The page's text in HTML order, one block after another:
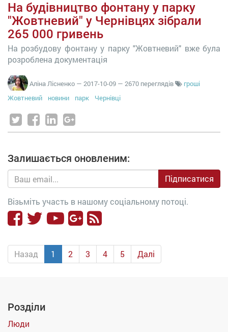
На будівництво фонтану у парку
"Жовтневий" у Чернівцях зібрали
265 000 гривень
На розбудову фонтану у парку "Жовтневий" вже була
розроблена документація
Аліна Лісненко — 2017-10-09 — 2670 переглядів
гроші
Жовтневий
новини парк Чернівці
Залишається оновленим:
Підписатися
Візьміть участь в нашому соціальному потоці.
Назад 1 2 3 4 5 Далі
Розділи
Люди